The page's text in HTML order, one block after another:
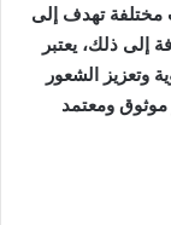
مختلفة تهدف إلى
إلى ذلك، يعتبر
وتعزيز الشعور
موثوق ومعتمد